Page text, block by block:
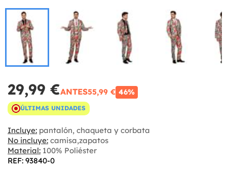
29,99 €ANTES55,99 € 46%
ÚLTIMAS UNIDADES
Incluye: pantalón, chaqueta y corbata
No incluye: camisa,zapatos
Material: 100% Poliéster
REF: 93840-0